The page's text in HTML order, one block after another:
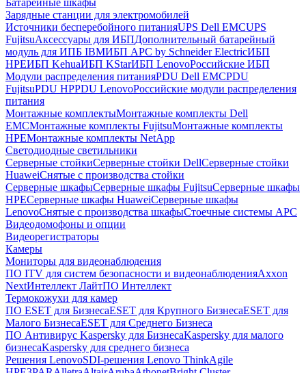
Зарядные станции для электромобилей
Источники бесперебойного питанияUPS Dell EMCUPS
FujitsuАксессуары для ИБПДополнительный батарейный
модуль для ИПБ IBMИБП APC by Schneider ElectricИБП
HPEИБП KehuaИБП KStarИБП LenovoРоссийские ИБП
Модули распределения питанияPDU Dell EMCPDU
FujitsuPDU HPPDU LenovoРоссийские модули распределения
питания
Монтажные комплектыМонтажные комплекты Dell
EMCМонтажные комплекты FujitsuМонтажные комплекты
HPEМонтажные комплекты NetApp
Светодиодные светильники
Серверные стойкиСерверные стойки DellСерверные стойки
HuaweiСнятые с производства стойки
Серверные шкафыСерверные шкафы FujitsuСерверные шкафы
HPEСерверные шкафы HuaweiСерверные шкафы
LenovoСнятые с производства шкафыСтоечные системы APC
Видеодомофоны и опции
Видеорегистраторы
Камеры
Мониторы для видеонаблюдения
ПО ITV для систем безопасности и видеонаблюденияAxxon
NextИнтеллект ЛайтПО Интеллект
Термокожухи для камер
ПО ESET для БизнесаESET для Крупного БизнесаESET для
Малого БизнесаESET для Среднего Бизнеса
ПО Антивирус Kaspersky для БизнесаKaspersky для малого
бизнесаKaspersky для среднего бизнеса
Решения LenovoSDI-решения Lenovo ThinkAgile